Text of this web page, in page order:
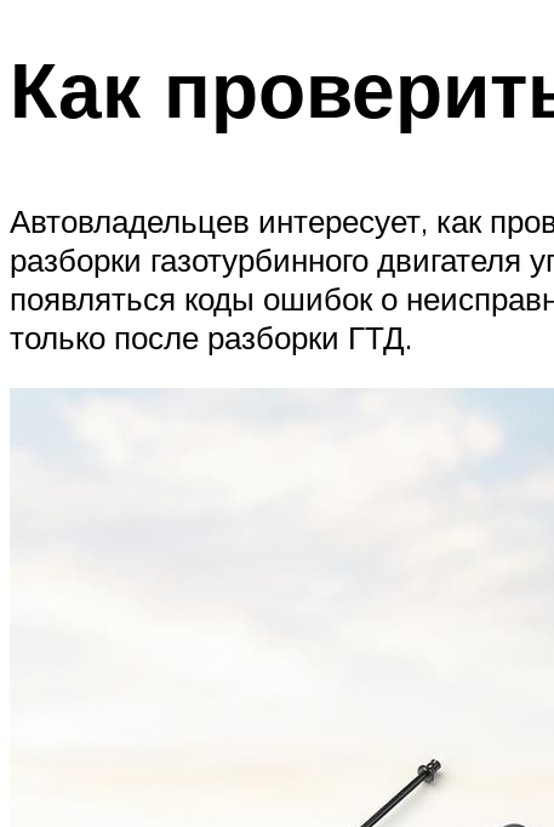
Как
Автовладельцев интересует, как
разборки газотурбинного
появляться коды ошибок о
только после разборки ГТД.